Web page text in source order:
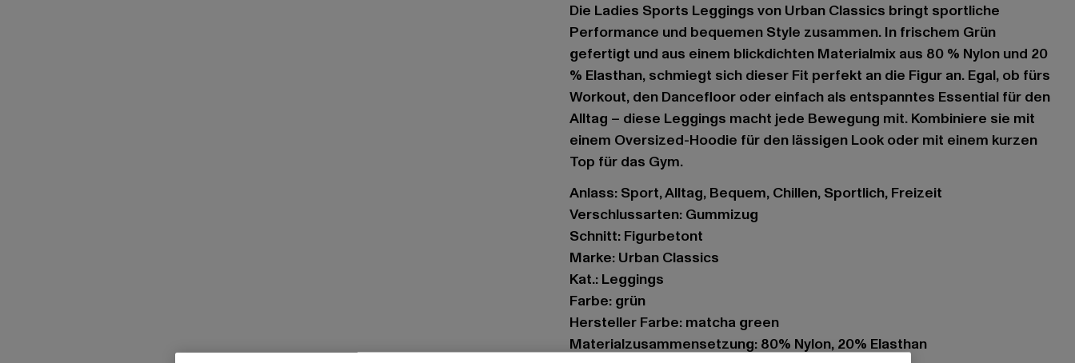
Die Ladies Sports Leggings von Urban Classics bringt sportliche
Performance und bequemen Style zusammen. In frischem Grün
gefertigt und aus einem blickdichten Materialmix aus 80 % Nylon und 20
% Elasthan, schmiegt sich dieser Fit perfekt an die Figur an. Egal, ob fürs
Workout, den Dancefloor oder einfach als entspanntes Essential für den
Alltag – diese Leggings macht jede Bewegung mit. Kombiniere sie mit
einem Oversized-Hoodie für den lässigen Look oder mit einem kurzen
Top für das Gym.
Anlass: Sport, Alltag, Bequem, Chillen, Sportlich, Freizeit
Verschlussarten: Gummizug
Schnitt: Figurbetont
Marke: Urban Classics
Kat.: Leggings
Farbe: grün
Hersteller Farbe: matcha green
Materialzusammensetzung: 80% Nylon, 20% Elasthan